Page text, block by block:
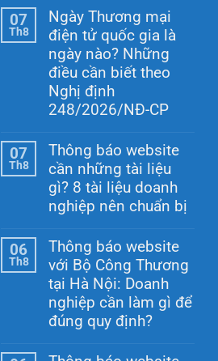
07
Th8
Ngày Thương mại
điện tử quốc gia là
ngày nào? Những
điều cần biết theo
Nghị định
248/2026/NĐ-CP
có
bình
luận
Ngày
Thương
tử
quốc
gia
là
ngày
nào?
Những
07
Th8
Thông báo website
cần những tài liệu
gì? 8 tài liệu doanh
nghiệp nên chuẩn bị
có
bình
luận
ở
Thông
báo
website
cần
tài
06
Th8
Thông báo website
với Bộ Công Thương
tại Hà Nội: Doanh
nghiệp cần làm gì để
đúng quy định?
có